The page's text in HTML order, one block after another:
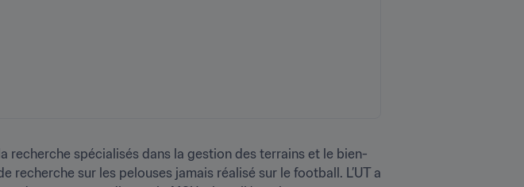
recherche spécialisés dans la gestion des terrains et le bien-
sur les pelouses jamais réalisé sur le football. L’UT a